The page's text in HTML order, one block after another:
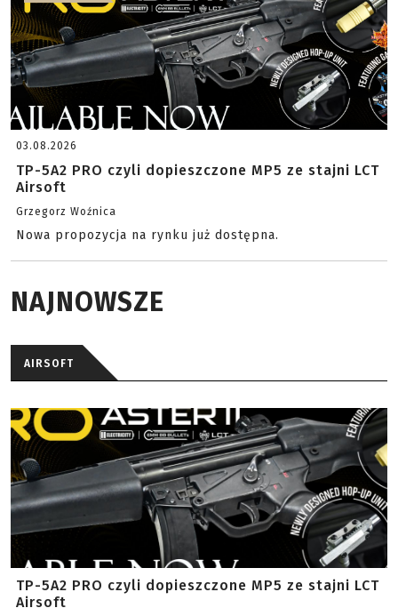
03.08.2026
TP-5A2 PRO czyli dopieszczone MP5 ze stajni LCT
Airsoft
Grzegorz Woźnica
Nowa propozycja na rynku już dostępna.
NAJNOWSZE
AIRSOFT
TP-5A2 PRO czyli dopieszczone MP5 ze stajni LCT
Airsoft